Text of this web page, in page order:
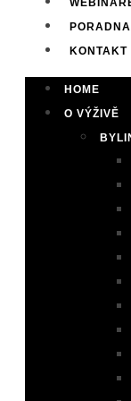
PORADNA
KONTAKT
HOME
O VÝŽIVĚ